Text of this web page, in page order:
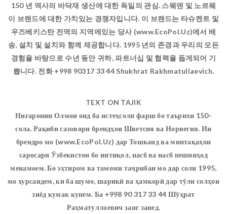
150 년 역사의 바닥재 생산에 대한 독일의 관심. 스웨덴 및 노르웨
이 브랜드에 대한 가치있는 경쟁자입니다. 이 브랜드는 타슈켄트 및
우즈베키스탄 전역의 지역에있는 당사 (www.EcoPol.Uz)에서 배
송, 설치 및 설치와 함께 제공합니다. 1995 년의 존경과 우리의 모든
경험을 바탕으로 수년 동안 귀하, 파트너십 및 협력을 돕게되어 기
쁩니다. 전화 +998 90317 33 44 Shukhrat Rakhmatullaevich.
TEXT ON TAJIK
Нигаронии Олмон оид ба истеҳсоли фарш бо таърихи 150-
сола. Рақиби сазовори брендҳои Шветсия ва Норвегия. Ин
брендро мо (www.EcoPol.Uz) дар Тошканд ва минтақаҳои
саросари Ӯзбекистон бо интиқол, насб ва насб пешниҳод
менамоем. Бо эҳтиром ва тамоми таҷрибаи мо дар соли 1995,
мо хурсандем, ки ба шумо, шарикӣ ва ҳамкорӣ дар тӯли солҳои
зиёд кумак кунем. Ба +998 90 317 33 44 Шӯҳрат
Раҳматуллоевич занг занед.